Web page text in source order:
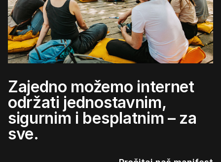
Zajedno možemo internet
održati jednostavnim,
sigurnim i besplatnim – za
sve.